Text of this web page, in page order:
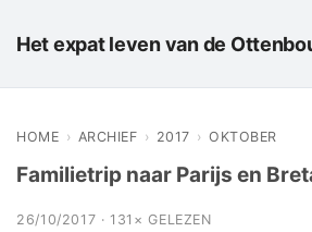
Het expat leven van de
HOME › ARCHIEF › 2017 › OKTOBER
Familietrip naar Parijs en
26/10/2017 · 131× GELEZEN